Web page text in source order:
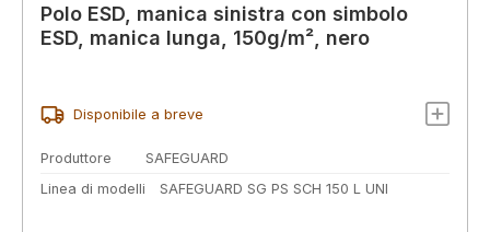
Polo ESD, manica sinistra con simbolo
ESD, manica lunga, 150g/m², nero
Disponibile a breve
Produttore
SAFEGUARD
Linea di modelli
SAFEGUARD SG PS SCH 150 L UNI